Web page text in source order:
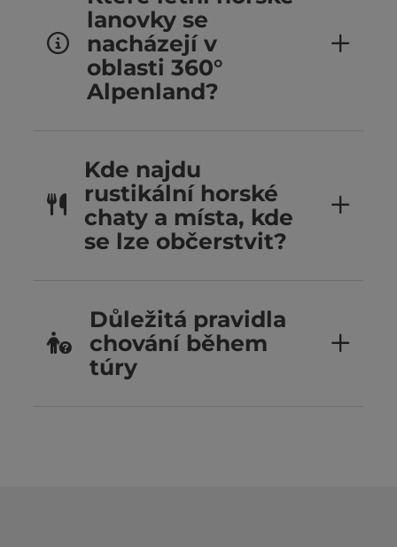
lanovky se
nacházejí v
oblasti 360°
Alpenland?
Kde najdu
rustikální horské
chaty a místa, kde
se lze občerstvit?
Důležitá pravidla
chování během
túry